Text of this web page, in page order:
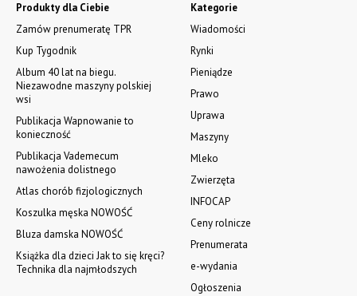
Kategorie
Wiadomości
Rynki
Pieniądze
Prawo
Uprawa
Maszyny
Mleko
Zwierzęta
INFOCAP
Ceny rolnicze
Prenumerata
e-wydania
Ogłoszenia
Produkty dla Ciebie
Zamów prenumeratę TPR
Kup Tygodnik
Album 40 lat na biegu.
Niezawodne maszyny polskiej
wsi
Publikacja Wapnowanie to
konieczność
Publikacja Vademecum
nawożenia dolistnego
Atlas chorób fizjologicznych
Koszulka męska NOWOŚĆ
Bluza damska NOWOŚĆ
Książka dla dzieci Jak to się kręci?
Technika dla najmłodszych